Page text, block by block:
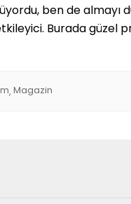
ben de almayı
Burada
, Magazin